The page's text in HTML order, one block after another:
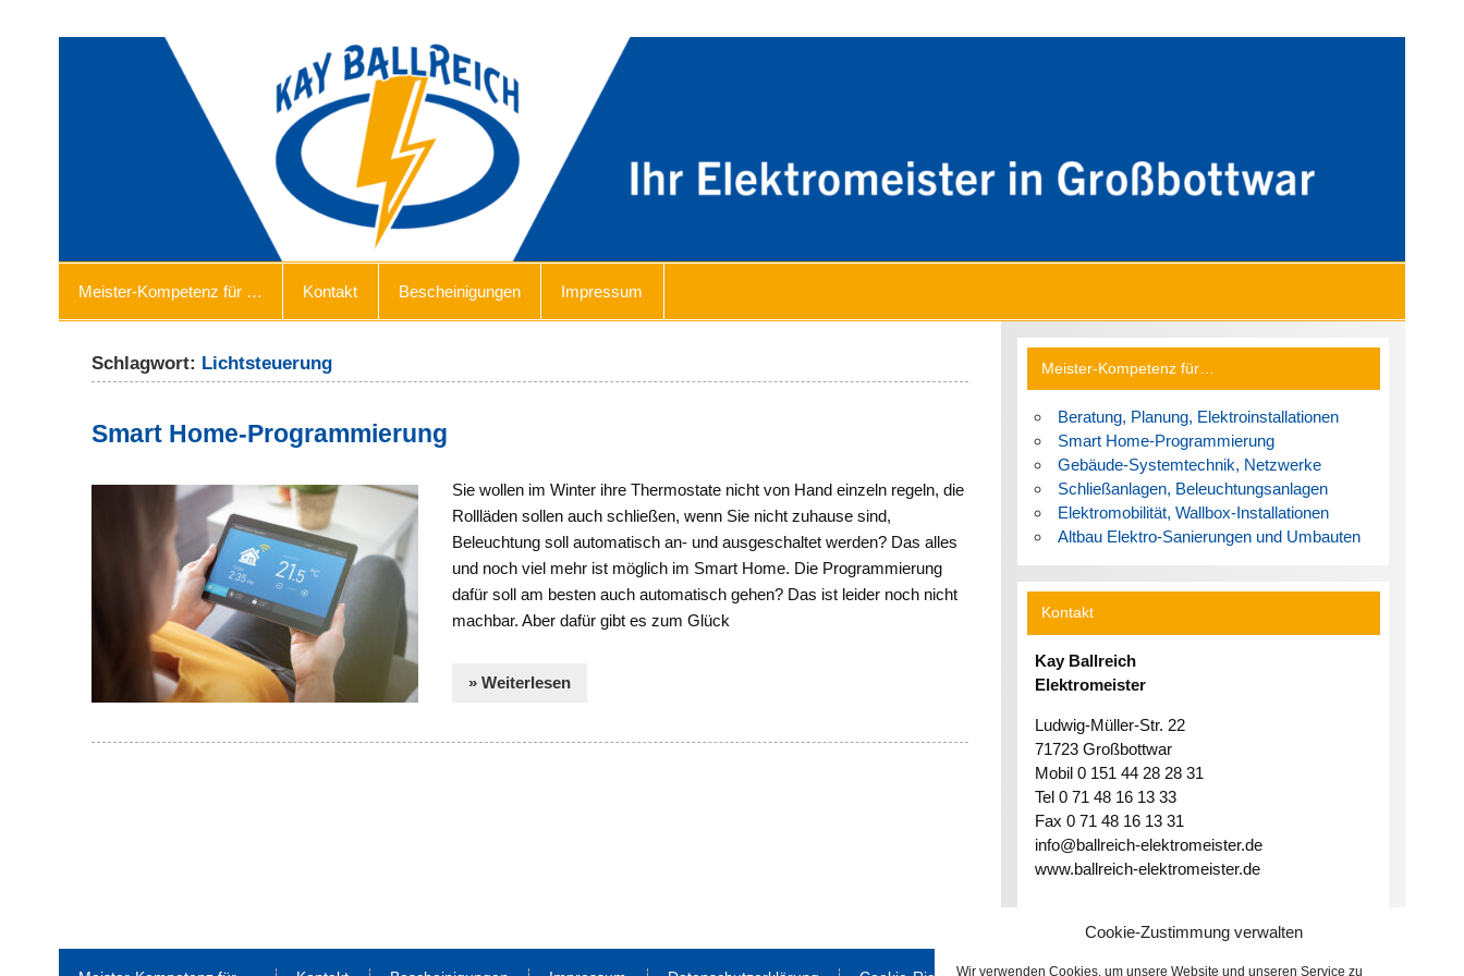
Cookie-Zustimmung verwalten
Wir verwenden Cookies, um unsere Website und unseren Service zu
Ballreich Elektromeister
Ihr Elektromeister in Großbottwar
Meister-Kompetenz für … Kontakt Bescheinigungen Impressum
Schlagwort: Lichtsteuerung
Smart Home-Programmierung
Sie wollen im Winter ihre Thermostate nicht von Hand einzeln regeln, die
Rollläden sollen auch schließen, wenn Sie nicht zuhause sind,
Beleuchtung soll automatisch an- und ausgeschaltet werden? Das alles
und noch viel mehr ist möglich im Smart Home. Die Programmierung
dafür soll am besten auch automatisch gehen? Das ist leider noch nicht
machbar. Aber dafür gibt es zum Glück
» Weiterlesen
Meister-Kompetenz für…
Beratung, Planung, Elektroinstallationen
Smart Home-Programmierung
Gebäude-Systemtechnik, Netzwerke
Schließanlagen, Beleuchtungsanlagen
Elektromobilität, Wallbox-Installationen
Altbau Elektro-Sanierungen und Umbauten
Kontakt
Kay Ballreich
Elektromeister
Ludwig-Müller-Str. 22
71723 Großbottwar
Mobil 0 151 44 28 28 31
Tel 0 71 48 16 13 33
Fax 0 71 48 16 13 31
info@ballreich-elektromeister.de
www.ballreich-elektromeister.de